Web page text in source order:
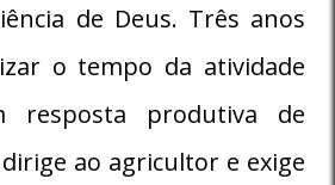
de Deus. Três anos
o tempo da atividade
resposta produtiva de
ao agricultor e exige